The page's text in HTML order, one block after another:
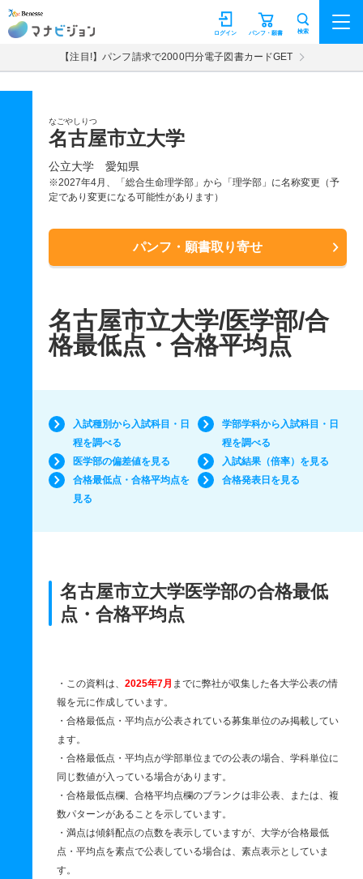
マナビジョン パンフ・願書
ログイン 検索
【注目!】パンフ請求で2000円分電子図書カードGET
なごやしりつ
名古屋市立大学
公立大学 愛知県
※2027年4月、「総合生命理学部」から「理学部」に名称変更（予
定であり変更になる可能性があります）
パンフ・願書取り寄せ
名古屋市立大学/医学部/合
格最低点・合格平均点
入試種別から入試科目・日
程を調べる
学部学科から入試科目・日
程を調べる
医学部の偏差値を見る
入試結果（倍率）を見る
合格最低点・合格平均点を
見る
合格発表日を見る
名古屋市立大学医学部の合格最低
点・合格平均点
・この資料は、 2025年7月 までに弊社が収集した各大学公表の情
報を元に作成しています。
・合格最低点・平均点が公表されている募集単位のみ掲載してい
ます。
・合格最低点・平均点が学部単位までの公表の場合、学科単位に
同じ数値が入っている場合があります。
・合格最低点欄、合格平均点欄のブランクは非公表、または、複
数パターンがあることを示しています。
・満点は傾斜配点の点数を表示していますが、大学が合格最低
点・平均点を素点で公表している場合は、素点表示としていま
す。